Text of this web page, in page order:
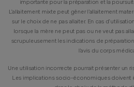
importante pour la préparation et la
L’allaitement mixte peut gêner l’allaitement
sur le choix de ne pas allaiter. En cas
lorsque la mère ne peut pas ou ne veut pas
scrupuleusement les indications de
l’avis du corps
Une utilisation incorrecte pourrait présenter un
Les implications socio-économiques doivent